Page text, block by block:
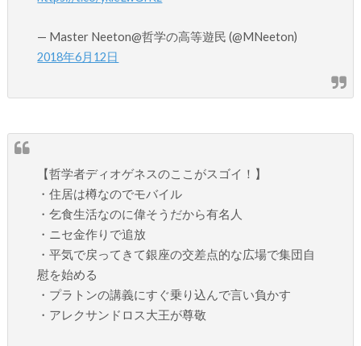
— Master Neeton@哲学の高等遊民 (@MNeeton)
2018年6月12日
【哲学者ディオゲネスのここがスゴイ！】
・住居は樽なのでモバイル
・乞食生活なのに偉そうだから有名人
・ニセ金作りで追放
・平気で戻ってきて銀座の交差点的な広場で集団自
慰を始める
・プラトンの講義にすぐ乗り込んで言い負かす
・アレクサンドロス大王が尊敬